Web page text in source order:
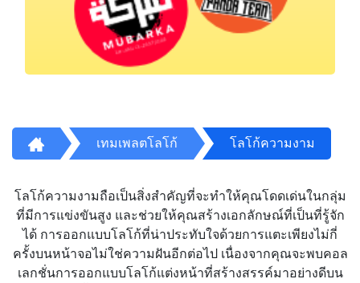
เทมเพลตโลโก้ โลโก้ความงาม
โลโก้ความงามถือเป็นสิ่งสำคัญที่จะทำให้คุณโดดเด่นในกลุ่ม
ที่มีการแข่งขันสูง และช่วยให้คุณสร้างเอกลักษณ์ที่เป็นที่รู้จัก
ได้ การออกแบบโลโก้ที่น่าประทับใจด้วยการแตะเพียงไม่กี่
ครั้งบนหน้าจอไม่ใช่ความฝันอีกต่อไป เนื่องจากคุณจะพบคอล
เลกชั่นการออกแบบโลโก้แต่งหน้าที่สร้างสรรค์มาอย่างดีบน